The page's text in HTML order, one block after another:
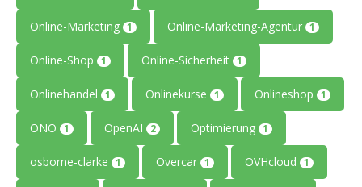
Online-Marketing 1 Online-Marketing-Agentur 1
Online-Shop 1 Online-Sicherheit 1
Onlinehandel 1 Onlinekurse 1 Onlineshop 1
ONO 1 OpenAI 2 Optimierung 1
osborne-clarke 1 Overcar 1 OVHcloud 1